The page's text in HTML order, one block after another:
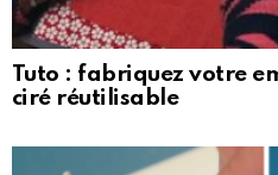
Tuto : fabriquez votre
ciré réutilisable